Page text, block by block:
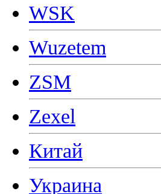
WSK
Wuzetem
ZSM
Zexel
Китай
Украина